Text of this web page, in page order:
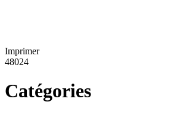
Imprimer
48024
Catégories